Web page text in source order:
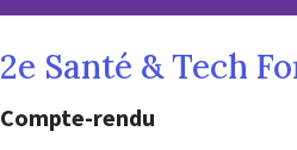
2e Santé & Tech
Compte-rendu